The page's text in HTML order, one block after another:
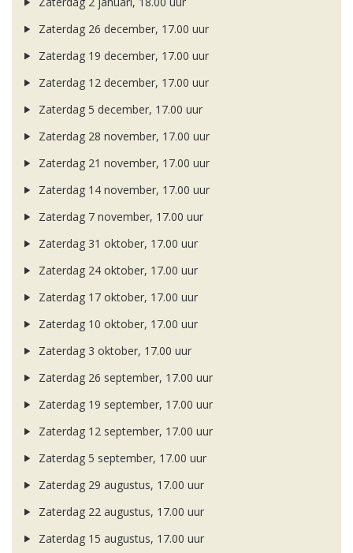
Zaterdag 26 december, 17.00 uur
Zaterdag 19 december, 17.00 uur
Zaterdag 12 december, 17.00 uur
Zaterdag 5 december, 17.00 uur
Zaterdag 28 november, 17.00 uur
Zaterdag 21 november, 17.00 uur
Zaterdag 14 november, 17.00 uur
Zaterdag 7 november, 17.00 uur
Zaterdag 31 oktober, 17.00 uur
Zaterdag 24 oktober, 17.00 uur
Zaterdag 17 oktober, 17.00 uur
Zaterdag 10 oktober, 17.00 uur
Zaterdag 3 oktober, 17.00 uur
Zaterdag 26 september, 17.00 uur
Zaterdag 19 september, 17.00 uur
Zaterdag 12 september, 17.00 uur
Zaterdag 5 september, 17.00 uur
Zaterdag 29 augustus, 17.00 uur
Zaterdag 22 augustus, 17.00 uur
Zaterdag 15 augustus, 17.00 uur